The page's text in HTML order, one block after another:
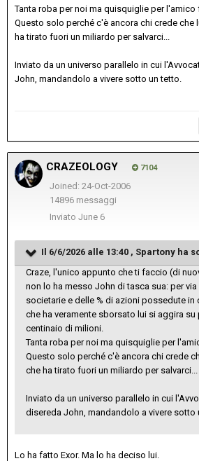
Tanta roba per noi ma quisquiglie per l'amico
Questo solo perché c'è ancora chi crede che
ha tirato fuori un miliardo per salvarci...
Inviato da un universo parallelo in cui
John, mandandolo a vivere sotto un tetto.
CRAZEOLOGY 7104
Joined: 24-Oct-2006
14896 messaggi
Inviato June 6
Il 6/6/2026 alle 13:40 , Spartony ha
Craze, l'unico appunto che ti faccio (di
non lo ha messo John di tasca sua: per
societarie e delle % di azioni possedute in
che ha veramente sborsato lui si aggira su
centinaio di milioni.
Tanta roba per noi ma quisquiglie per
Questo solo perché c'è ancora chi crede
che ha tirato fuori un miliardo per salvarci...
Inviato da un universo parallelo in cui
disereda John, mandandolo a vivere sotto
Lo ha fatto Exor. Ma lo ha deciso lui.